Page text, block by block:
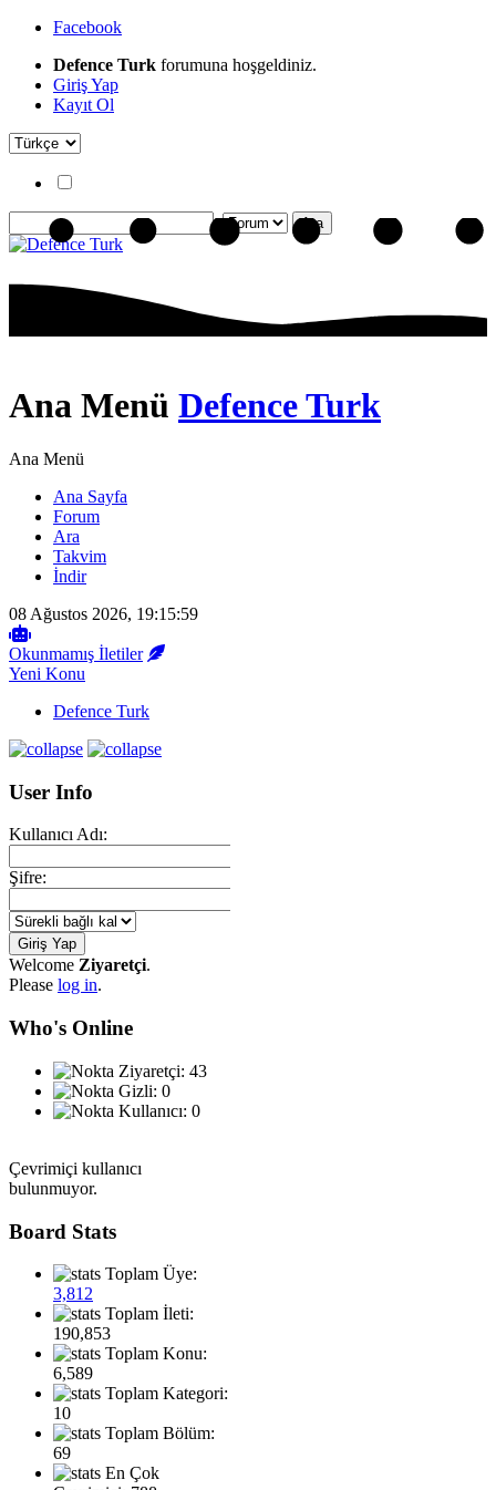
Facebook
Defence Turk forumuna hoşgeldiniz.
Giriş Yap
Kayıt Ol
Ana Menü Defence Turk
Ana Menü
Ana Sayfa
Forum
Ara
Takvim
İndir
08 Ağustos 2026, 19:15:59
Okunmamış İletiler
Yeni Konu
Defence Turk
User Info
Kullanıcı Adı:
Şifre:
Welcome Ziyaretçi.
Please log in.
Who's Online
Ziyaretçi: 43
Gizli: 0
Kullanıcı: 0
Çevrimiçi kullanıcı
bulunmuyor.
Board Stats
Toplam Üye:
3,812
Toplam İleti:
190,853
Toplam Konu:
6,589
Toplam Kategori:
10
Toplam Bölüm:
69
En Çok